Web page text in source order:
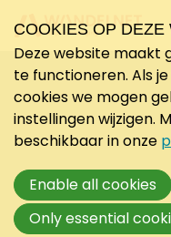
COOKIES OP DEZE
Deze website maakt
te functioneren. Als
cookies we mogen
instellingen wijzigen.
beschikbaar in onze
Enable all cookies
Only essential